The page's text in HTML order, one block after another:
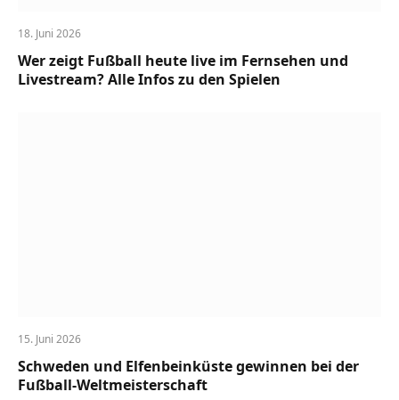
18. Juni 2026
Wer zeigt Fußball heute live im Fernsehen und
Livestream? Alle Infos zu den Spielen
15. Juni 2026
Schweden und Elfenbeinküste gewinnen bei der
Fußball-Weltmeisterschaft